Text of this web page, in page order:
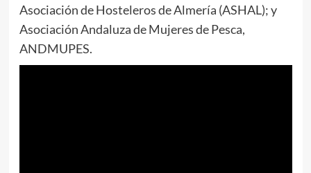
Asociación de Hosteleros de Almería (ASHAL); y
Asociación Andaluza de Mujeres de Pesca,
ANDMUPES.